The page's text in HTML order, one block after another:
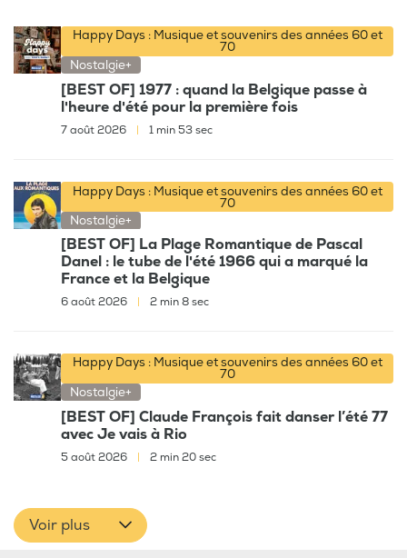
Happy Days : Musique et souvenirs des années 60 et
70
Nostalgie+
[BEST OF] 1977 : quand la Belgique passe à
l'heure d'été pour la première fois
7 août 2026 1 min 53 sec
Happy Days : Musique et souvenirs des années 60 et
70
Nostalgie+
[BEST OF] La Plage Romantique de Pascal
Danel : le tube de l'été 1966 qui a marqué la
France et la Belgique
6 août 2026 2 min 8 sec
Happy Days : Musique et souvenirs des années 60 et
70
Nostalgie+
[BEST OF] Claude François fait danser l’été 77
avec Je vais à Rio
5 août 2026 2 min 20 sec
Voir plus